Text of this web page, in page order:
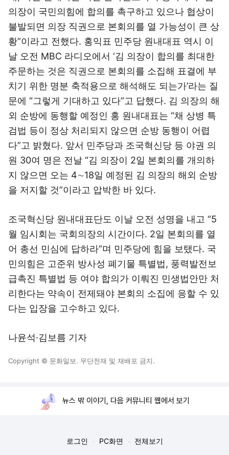
의장이 국민의힘에 합의를 촉구하고 있으나 협상이
불발되면 의장 직권으로 본회의를 열 가능성이 큰 상
황”이라고 전했다. 홍익표 민주당 원내대표 역시 이
날 오전 MBC 라디오에서 ‘김 의장이 합의를 최대한
주문하는 것은 직권으로 본회의를 소집해 표결에 부
치기 위한 명분 축적용으로 해석해도 되는가’라는 질
문에 “그렇게 기대하고 있다”고 답했다. 김 의장의 해
외 순방에 동행할 예정인 홍 원내대표는 “채 상병 특
검법 등이 정상 처리되지 않으면 순방 동행이 어렵
다”고 밝혔다. 앞서 민주당과 조국혁신당 등 야권 의
원 30여 명은 전날 “김 의장이 2일 본회의를 개의하
지 않으면 오는 4∼18일 예정된 김 의장의 해외 순방
을 저지할 것”이라고 압박한 바 있다.
조국혁신당 원내대표단도 이날 오전 성명을 내고 “5
월 임시회는 국회의장의 시간이다. 2일 본회의를 열
어 총선 민심에 답하라”며 민주당에 힘을 보탰다. 국
민의힘은 고준위 방사성 폐기물 특별법, 풍력발전보
급촉진 특별법 등 여야 합의가 이뤄진 민생법안만 처
리한다는 약속이 전제돼야 본회의 소집에 응할 수 있
다는 입장을 고수하고 있다.
나윤석·김보름 기자
Copyright © 문화일보. 무단전재 및 재배포 금지.
뉴스 밖 이야기, 다음 커뮤니티 웹에서 보기
로그인 PC화면 전체보기